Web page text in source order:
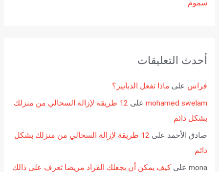
سموم
أحدث التعليقات
فراس على ماذا تفعل الدبابير؟
mohamed swelamعلى
12 طريقة لإزالة السحالي من منزلك
بشكل دائم
صادق الأحمد على
12 طريقة لإزالة السحالي من منزلك بشكل
دائم
monaعلى كيف يمكن أن يجعلك القراد مريضا تعرف على ذالك